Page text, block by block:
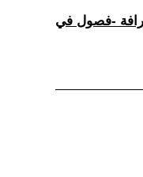
-فصول في